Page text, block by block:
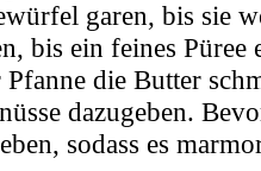
garen, bis sie
bis ein feines
die Butter
dazugeben.
sodass es